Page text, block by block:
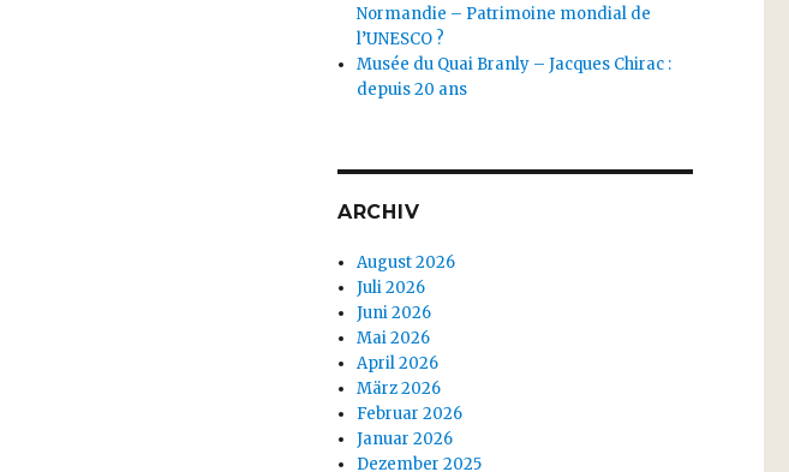
Normandie – Patrimoine mondial de
l’UNESCO ?
Musée du Quai Branly – Jacques Chirac :
depuis 20 ans
ARCHIV
August 2026
Juli 2026
Juni 2026
Mai 2026
April 2026
März 2026
Februar 2026
Januar 2026
Dezember 2025